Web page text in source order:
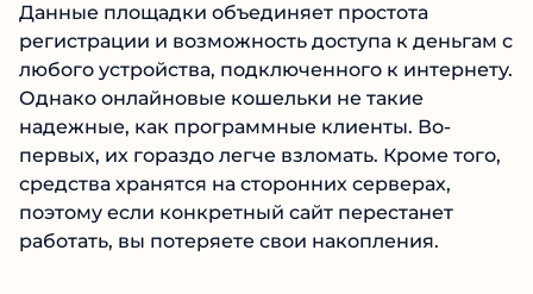
Данные площадки объединяет простота
регистрации и возможность доступа к деньгам с
любого устройства, подключенного к интернету.
Однако онлайновые кошельки не такие
надежные, как программные клиенты. Во-
первых, их гораздо легче взломать. Кроме того,
средства хранятся на сторонних серверах,
поэтому если конкретный сайт перестанет
работать, вы потеряете свои накопления.